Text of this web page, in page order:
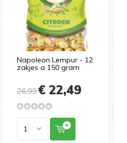
Napoleon Lempur - 12
zakjes a 150 gram
26,99€ 22,49